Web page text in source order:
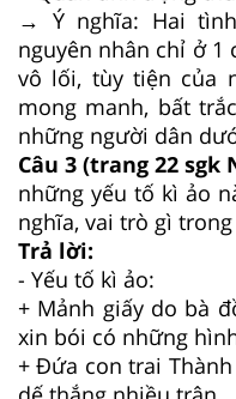
→ Ý nghĩa: Hai
nguyên nhân chỉ ở 1
vô lối, tùy tiện của
mong manh, bất
những người dân
Câu 3 (trang 22 sgk
những yếu tố kì ảo
nghĩa, vai trò gì
Trả lời:
- Yếu tố kì ảo:
+ Mảnh giấy do bà
xin bói có những
+ Đứa con trai